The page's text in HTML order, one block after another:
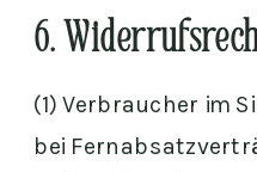
(1) Verbraucher im
bei
6.